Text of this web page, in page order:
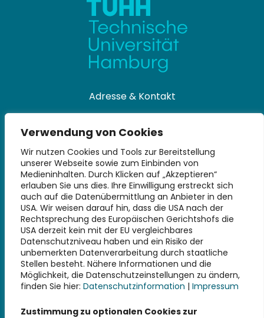
Verwendung von Cookies
Wir nutzen Cookies und Tools zur Bereitstellung
unserer Webseite sowie zum Einbinden von
Medieninhalten. Durch Klicken auf „Akzeptieren“
erlauben Sie uns dies. Ihre Einwilligung erstreckt sich
auch auf die Datenübermittlung an Anbieter in den
USA. Wir weisen darauf hin, dass die USA nach der
Rechtsprechung des Europäischen Gerichtshofs die
USA derzeit kein mit der EU vergleichbares
Datenschutzniveau haben und ein Risiko der
unbemerkten Datenverarbeitung durch staatliche
Stellen besteht. Nähere Informationen und die
Möglichkeit, die Datenschutzeinstellungen zu ändern,
finden Sie hier: Datenschutzinformation | Impressum
Zustimmung zu optionalen Cookies zur
Adresse & Kontakt
Universitätsbibliothek
Technische Universität Hamburg
Denickestraße 22
21073 Hamburg
+49 40 30601-2845
bibliothek@tuhh.de
Soziale Netzwerke
Weiterführende Links